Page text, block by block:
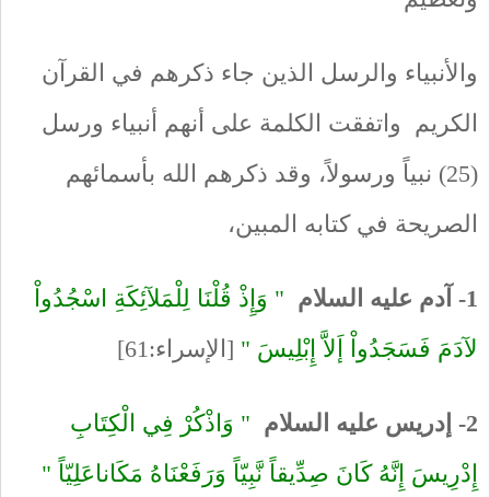
والأنبياء والرسل الذين جاء ذكرهم في القرآن
الكريم واتفقت الكلمة على أنهم أنبياء ورسل
(25) نبياً ورسولاً، وقد ذكرهم الله بأسمائهم
الصريحة في كتابه المبين،
1- آدم عليه السلام
" وَإِذْ قُلْنَا لِلْمَلآئِكَةِ اسْجُدُواْ
لآدَمَ فَسَجَدُواْ إَلاَّ إِبْلِيسَ " [الإسراء:61]
2- إدريس عليه السلام
" وَاذْكُرْ فِي الْكِتَابِ
إِدْرِيسَ إِنَّهُ كَانَ صِدِّيقاً نَّبِيّاً وَرَفَعْنَاهُ مَكَاناعَلِيّاً "